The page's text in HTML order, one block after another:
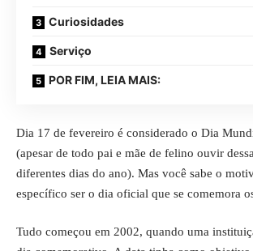
Curiosidades
Serviço
POR FIM, LEIA MAIS:
Dia 17 de fevereiro é considerado o Dia
(apesar de todo pai e mãe de felino ouvir
diferentes dias do ano). Mas você sabe o
específico ser o dia oficial que se comemora
Tudo começou em 2002, quando uma